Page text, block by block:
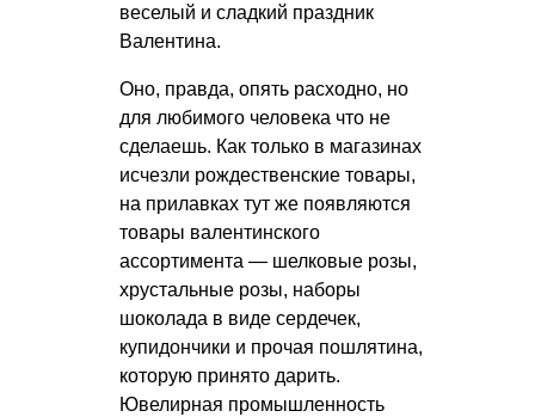
веселый и сладкий праздник
Валентина.
Оно, правда, опять расходно, но
для любимого человека что не
сделаешь. Как только в магазинах
исчезли рождественские товары,
на прилавках тут же появляются
товары валентинского
ассортимента — шелковые розы,
хрустальные розы, наборы
шоколада в виде сердечек,
купидончики и прочая пошлятина,
которую принято дарить.
Ювелирная промышленность